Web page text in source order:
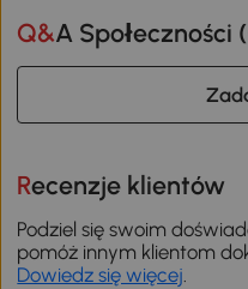
Q&A Społeczności (
Recenzje klientów
Podziel się swoim
pomóż innym klientom
Dowiedz się więcej.